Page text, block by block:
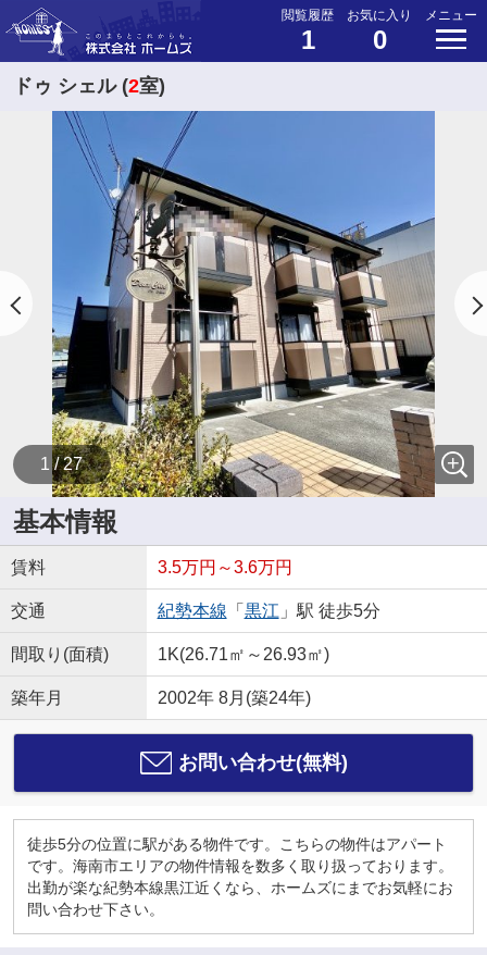
閲覧履歴
1
お気に入り
0
メニュー
ドゥ シェル (2室)
1 / 27
基本情報
賃料 3.5万円～3.6万円
交通 紀勢本線 「 黒江 」駅 徒歩5分
間取り(面積) 1K(26.71㎡～26.93㎡)
築年月 2002年 8月(築24年)
お問い合わせ(無料)
徒歩5分の位置に駅がある物件です。こちらの物件はアパート
です。海南市エリアの物件情報を数多く取り扱っております。
出勤が楽な紀勢本線黒江近くなら、ホームズにまでお気軽にお
問い合わせ下さい。